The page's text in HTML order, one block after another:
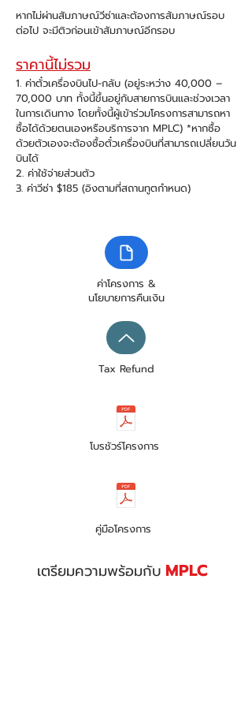
หากไม่ผ่านสัมภาษณ์วีซ่าและต้องการส้มภาษณ์รอบ
ต่อไป จะมีติวก่อนเข้าสัมภาษณ์อีกรอบ
ราคานี้ไม่รวม
1. ค่าตั๋วเครื่องบินไป-กลับ (อยู่ระหว่าง 40,000 –
70,000 บาท ทั้งนี้ขึ้นอยู่กับสายการบินและช่วงเวลา
ในการเดินทาง โดยทั้งนี้ผู้เข้าร่วมโครงการสามารถหา
ซื้อได้ด้วยตนเองหรือบริการจาก MPLC) *หากซื้อ
ด้วยตัวเองจะต้องซื้อตั๋วเครื่องบินที่สามารถเปลี่ยนวัน
บินได้
2. ค่าใช้จ่ายส่วนตัว
3. ค่าวีซ่า $185 (อิงตามที่สถานทูตกำหนด)
ค่าโครงการ &
นโยบายการคืนเงิน
Tax Refund
โบรชัวร์โครงการ
คู่มือโครงการ
เตรียมความพร้อมกับ MPLC